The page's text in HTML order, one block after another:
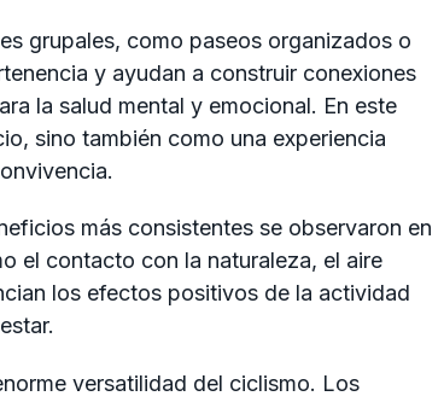
grupales, como paseos organizados o
y ayudan a construir conexiones
la salud mental y emocional. En este
sino también como una experiencia
más consistentes se observaron en
el contacto con la naturaleza, el aire
los efectos positivos de la actividad
versatilidad del ciclismo. Los